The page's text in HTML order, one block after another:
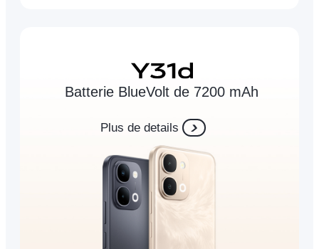
Batterie BlueVolt de 7200 mAh
Plus de details